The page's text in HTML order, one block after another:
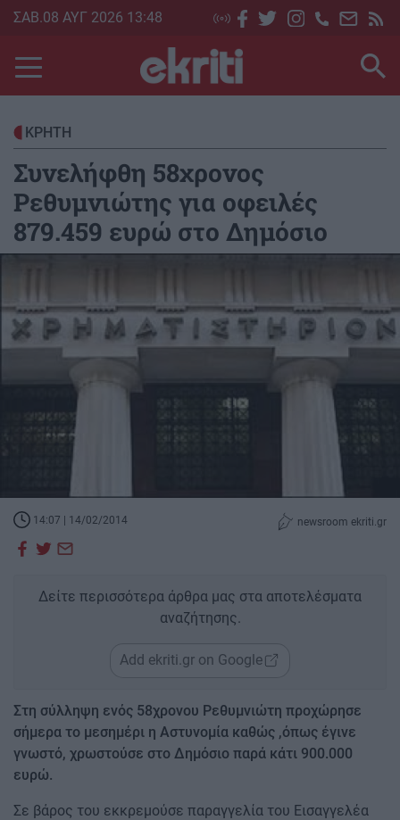
Skip
main
content
ΣΑΒ.08 ΑΥΓ 2026 13:48
ΚΡΗΤΗ
Συνελήφθη 58χρονος
Ρεθυμνιώτης για οφειλές
879.459 ευρώ στο Δημόσιο
14:07 | 14/02/2014 newsroom ekriti.gr
Δείτε περισσότερα άρθρα μας στα αποτελέσματα
αναζήτησης.
Add ekriti.gr on Google
Στη σύλληψη ενός 58χρονου Ρεθυμνιώτη προχώρησε
σήμερα το μεσημέρι η Αστυνομία καθώς ,όπως έγινε
γνωστό, χρωστούσε στο Δημόσιο παρά κάτι 900.000
ευρώ.
Σε βάρος του εκκρεμούσε παραγγελία του Εισαγγελέα